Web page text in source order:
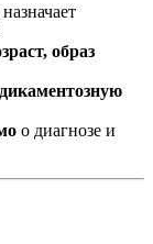
образ
о диагнозе и